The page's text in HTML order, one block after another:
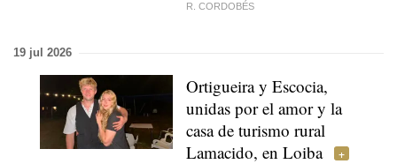
R. CORDOBÉS
19 jul 2026
Ortigueira y Escocia,
unidas por el amor y la
casa de turismo rural
Lamacido, en Loiba